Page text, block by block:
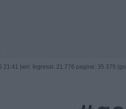
| ieri: Ingressi: 21.776 pagine: 35.375